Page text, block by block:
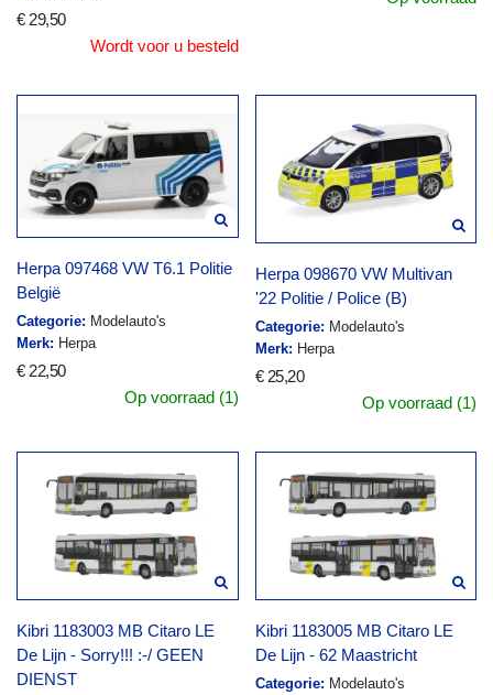
€ 29,50
Wordt voor u besteld
Herpa 097468 VW T6.1 Politie
België
Categorie: Modelauto's
Merk: Herpa
€ 22,50
Op voorraad (1)
Herpa 098670 VW Multivan
'22 Politie / Police (B)
Categorie: Modelauto's
Merk: Herpa
€ 25,20
Op voorraad (1)
Kibri 1183003 MB Citaro LE
De Lijn - Sorry!!! :-/ GEEN
DIENST
Kibri 1183005 MB Citaro LE
De Lijn - 62 Maastricht
Categorie: Modelauto's